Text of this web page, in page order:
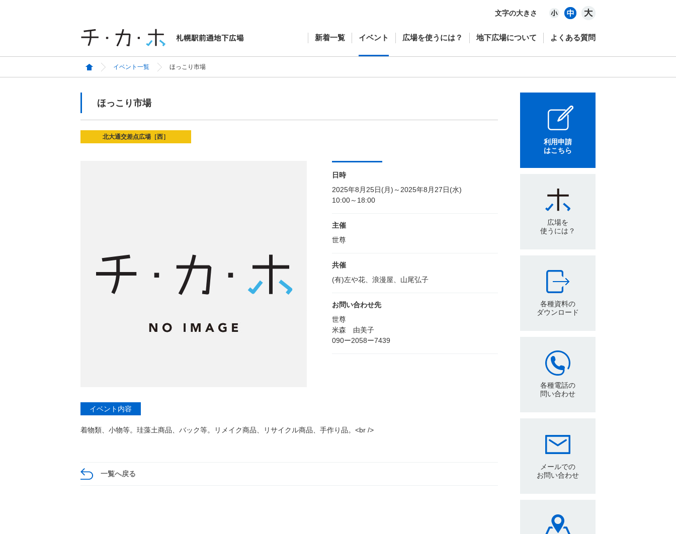
文字の大きさ
新着一覧 イベント 広場を使うには？ 地下広場について よくある質問
イベント一覧 ほっこり市場
ほっこり市場
北大通交差点広場［西］
日時
2025年8月25日(月)～2025年8月27日(水)
10:00～18:00
主催
世尊
共催
(有)左や花、浪漫屋、山尾弘子
お問い合わせ先
世尊
米森 由美子
090ー2058ー7439
イベント内容
着物類、小物等。珪藻土商品、バック等。リメイク商品、リサイクル商品、手作り品。<br />
一覧へ戻る
利用申請
はこちら
広場を
使うには？
各種資料の
ダウンロード
各種電話の
問い合わせ
メールでの
お問い合わせ